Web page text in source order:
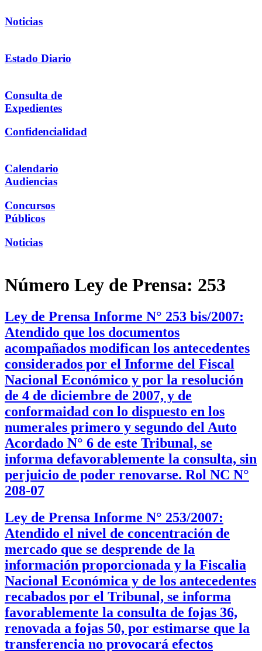
Noticias
Estado Diario
Consulta de
Expedientes
Confidencialidad
Calendario
Audiencias
Concursos
Públicos
Noticias
Número Ley de Prensa: 253
Ley de Prensa Informe N° 253 bis/2007:
Atendido que los documentos
acompañados modifican los antecedentes
considerados por el Informe del Fiscal
Nacional Económico y por la resolución
de 4 de diciembre de 2007, y de
conformaidad con lo dispuesto en los
numerales primero y segundo del Auto
Acordado N° 6 de este Tribunal, se
informa defavorablemente la consulta, sin
perjuicio de poder renovarse. Rol NC N°
208-07
Ley de Prensa Informe N° 253/2007:
Atendido el nivel de concentración de
mercado que se desprende de la
información proporcionada y la Fiscalia
Nacional Económica y de los antecedentes
recabados por el Tribunal, se informa
favorablemente la consulta de fojas 36,
renovada a fojas 50, por estimarse que la
transferencia no provocará efectos